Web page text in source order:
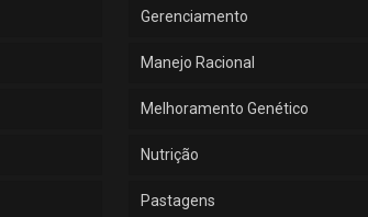
Gerenciamento
Manejo Racional
Melhoramento Genético
Nutrição
Pastagens